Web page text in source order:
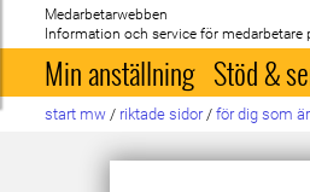
startsida
Medarbetarwebben
Information och service för medarbetare
Min anställning Stöd &
start mw / riktade sidor / för dig som är